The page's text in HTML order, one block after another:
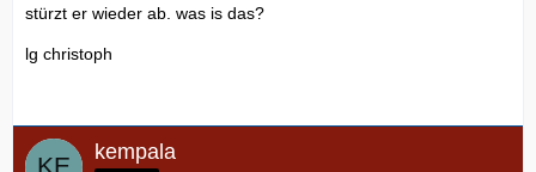
stürzt er wieder ab. was is das?
lg christoph
kempala